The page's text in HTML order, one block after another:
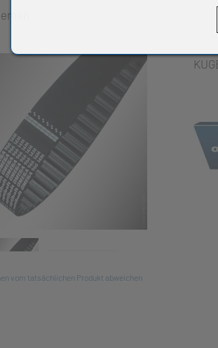
Chemische
Alle
vom tatsächlichen Produkt abweichen